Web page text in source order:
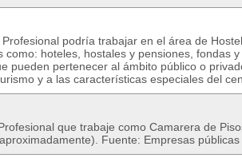
podría trabajar en el área de
hoteles, hostales y pensiones, fondas y
pueden pertenecer al ámbito público o
y a las características especiales del
que trabaje como Camarera de
Fuente: Empresas públicas